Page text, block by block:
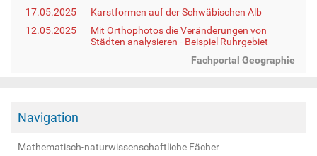
17.05.2025
Karstformen auf der Schwäbischen Alb
12.05.2025
Mit Orthophotos die Veränderungen von
Städten analysieren - Beispiel Ruhrgebiet
Fachportal Geographie
Navigation
Mathematisch-naturwissenschaftliche Fächer